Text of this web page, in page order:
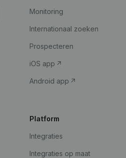
Monitoring
Internationaal zoeken
Prospecteren
iOS app
Android app
Platform
Integraties
Integraties op maat